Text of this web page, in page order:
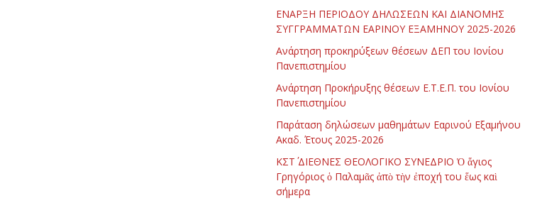
ΕΝΑΡΞΗ ΠΕΡΙΟΔΟΥ ΔΗΛΩΣΕΩΝ ΚΑΙ ΔΙΑΝΟΜΗΣ
ΣΥΓΓΡΑΜΜΑΤΩΝ ΕΑΡΙΝΟΥ ΕΞΑΜΗΝΟΥ 2025-2026
Ανάρτηση προκηρύξεων θέσεων ΔΕΠ του Ιονίου
Πανεπιστημίου
Ανάρτηση Προκήρυξης θέσεων Ε.Τ.Ε.Π. του Ιονίου
Πανεπιστημίου
Παράταση δηλώσεων μαθημάτων Εαρινού Εξαμήνου
Ακαδ. Έτους 2025-2026
ΚΣΤ΄ ΔΙΕΘΝΕΣ ΘΕΟΛΟΓΙΚΟ ΣΥΝΕΔΡΙΟ Ὁ ἅγιος
Γρηγόριος ὁ Παλαμᾶς ἀπὸ τὴν ἐποχή του ἕως καὶ
σήμερα